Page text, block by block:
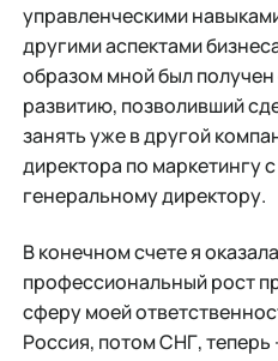
управленческими
другими аспектами
образом мной был
развитию, позволивший
занять уже в другой
директора по маркетингу
генеральному директору.
В конечном счете я
профессиональный рост
сферу моей
Россия, потом СНГ, теперь